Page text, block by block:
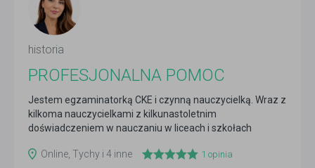
historia
PROFESJONALNA POMOC
Jestem egzaminatorką CKE i czynną nauczycielką. Wraz z
kilkoma nauczycielkami z kilkunastoletnim
doświadczeniem w nauczaniu w liceach i szkołach
Online, Tychy i 4 inne
1 opinia